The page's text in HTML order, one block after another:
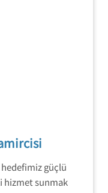
hedefimiz güçlü
hizmet sunmak